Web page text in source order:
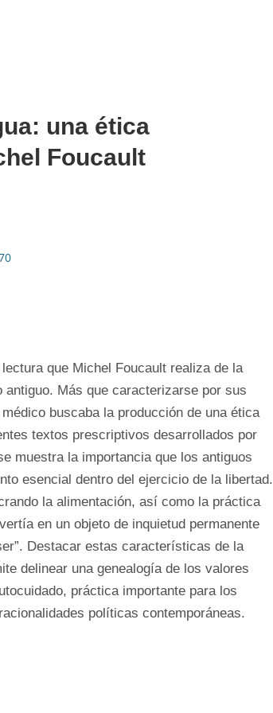
una ética
Foucault
que Michel Foucault realiza de la
antiguo. Más que caracterizarse por sus
buscaba la producción de una ética
textos prescriptivos desarrollados por
muestra la importancia que los antiguos
esencial dentro del ejercicio de la libertad.
la alimentación, así como la práctica
en un objeto de inquietud permanente
Destacar estas características de la
delinear una genealogía de los valores
práctica importante para los
políticas contemporáneas.